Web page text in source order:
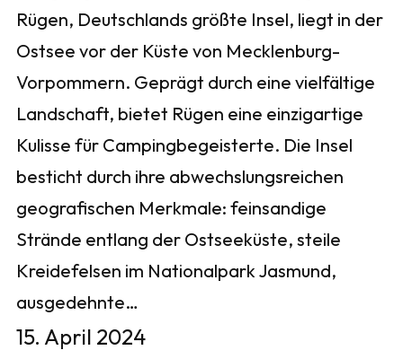
Rügen, Deutschlands größte Insel, liegt in der
Ostsee vor der Küste von Mecklenburg-
Vorpommern. Geprägt durch eine vielfältige
Landschaft, bietet Rügen eine einzigartige
Kulisse für Campingbegeisterte. Die Insel
besticht durch ihre abwechslungsreichen
geografischen Merkmale: feinsandige
Strände entlang der Ostseeküste, steile
Kreidefelsen im Nationalpark Jasmund,
ausgedehnte…
15. April 2024